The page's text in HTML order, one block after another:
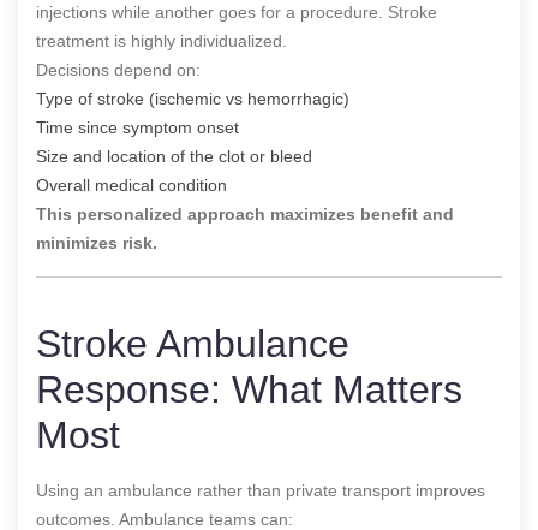
injections while another goes for a procedure. Stroke
treatment is highly individualized.
Decisions depend on:
Type of stroke (ischemic vs hemorrhagic)
Time since symptom onset
Size and location of the clot or bleed
Overall medical condition
This personalized approach maximizes benefit and
minimizes risk.
Stroke Ambulance
Response: What Matters
Most
Using an ambulance rather than private transport improves
outcomes. Ambulance teams can: